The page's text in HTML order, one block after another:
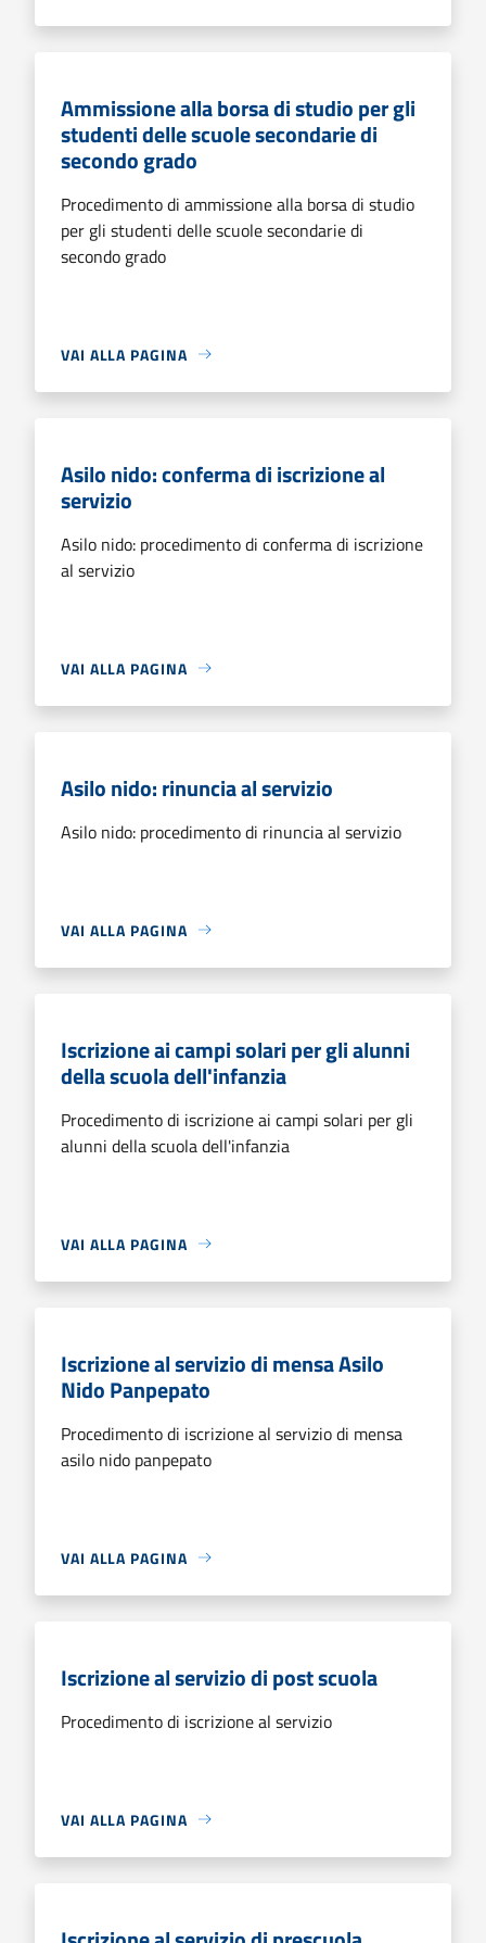
Ammissione alla borsa di studio per gli
studenti delle scuole secondarie di
secondo grado
Procedimento di ammissione alla borsa di studio
per gli studenti delle scuole secondarie di
secondo grado
VAI ALLA PAGINA
Asilo nido: conferma di iscrizione al
servizio
Asilo nido: procedimento di conferma di iscrizione
al servizio
VAI ALLA PAGINA
Asilo nido: rinuncia al servizio
Asilo nido: procedimento di rinuncia al servizio
VAI ALLA PAGINA
Iscrizione ai campi solari per gli alunni
della scuola dell'infanzia
Procedimento di iscrizione ai campi solari per gli
alunni della scuola dell'infanzia
VAI ALLA PAGINA
Iscrizione al servizio di mensa Asilo
Nido Panpepato
Procedimento di iscrizione al servizio di mensa
asilo nido panpepato
VAI ALLA PAGINA
Iscrizione al servizio di post scuola
Procedimento di iscrizione al servizio
VAI ALLA PAGINA